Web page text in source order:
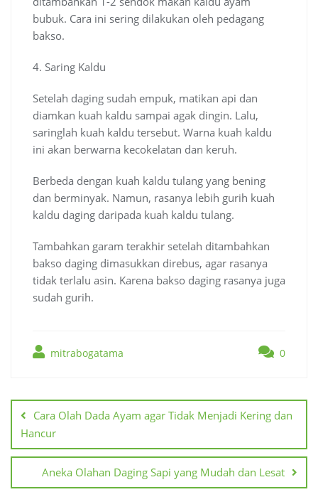
bubuk. Cara ini sering dilakukan oleh pedagang
bakso.
4. Saring Kaldu
Setelah daging sudah empuk, matikan api dan
diamkan kuah kaldu sampai agak dingin. Lalu,
saringlah kuah kaldu tersebut. Warna kuah kaldu
ini akan berwarna kecokelatan dan keruh.
Berbeda dengan kuah kaldu tulang yang bening
dan berminyak. Namun, rasanya lebih gurih kuah
kaldu daging daripada kuah kaldu tulang.
Tambahkan garam terakhir setelah ditambahkan
bakso daging dimasukkan direbus, agar rasanya
tidak terlalu asin. Karena bakso daging rasanya juga
sudah gurih.
mitrabogatama 0
posCara Olah Dada Ayam agar Tidak Menjadi Kering dan
Hancur
Aneka Olahan Daging Sapi yang Mudah dan Lesat